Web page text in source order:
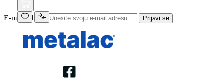
E-mail adresa Prijavi se